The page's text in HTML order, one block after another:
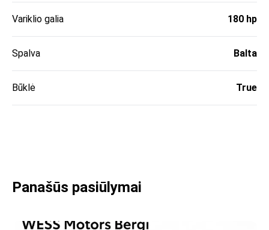
Variklio galia 180 hp
Spalva Balta
Būklė True
Panašūs pasiūlymai